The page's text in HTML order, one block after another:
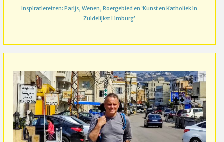
Inspiratiereizen: Parijs, Wenen, Roergebied en ‘Kunst en Katholiek in
Zuidelijkst Limburg’